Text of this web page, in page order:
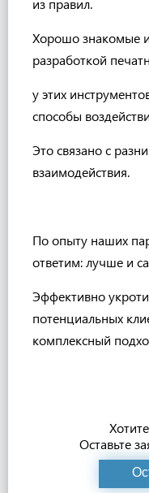
из правил.
Хорошо знакомые и
разработкой
у этих
способы
Это связано с
взаимодействия.
По опыту наших
ответим: лучше и
Эффективно
потенциальных
комплексный
Оставьте